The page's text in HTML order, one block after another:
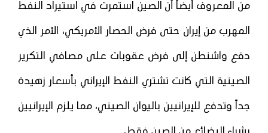
من المعروف أيضاً أن الصين استمرت في استيراد النفط
المهرب من إيران حتى فرض الحصار الأمريكي، الأمر الذي
دفع واشنطن إلى فرض عقوبات على مصافي التكرير
الصينية التي كانت تشتري النفط الإيراني بأسعار زهيدة
جداً وتدفع للإيرانيين باليوان الصيني، مما يلزم الإيرانيين